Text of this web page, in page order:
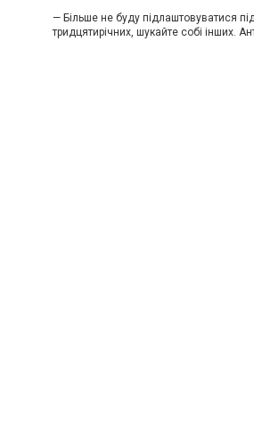
— Більше не буду підлаштовуватися
тридцятирічних, шукайте собі інших.